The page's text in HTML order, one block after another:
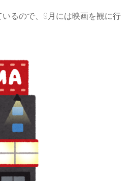
るので、9月には映画を観に行